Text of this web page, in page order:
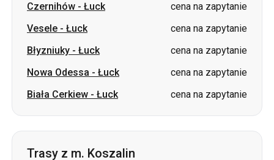
Nowa Odessa-Łuck
cena na zapytanie
Biała Cerkiew
cena na zapytanie
Trasy z m. Koszalin
Koszalin-Kijów
cena na zapytanie